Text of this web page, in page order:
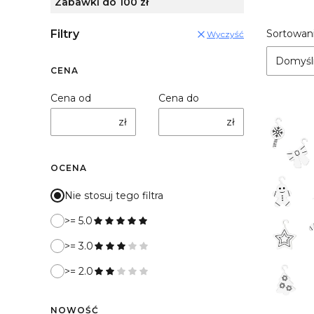
Filtry Wyczyść
CENA
Cena od
zł
Cena do
zł
OCENA
Nie stosuj tego filtra
>= 5.0
>= 3.0
>= 2.0
NOWOŚĆ